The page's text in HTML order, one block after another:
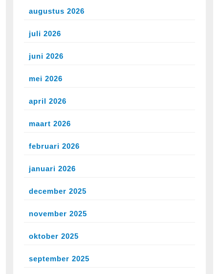
augustus 2026
juli 2026
juni 2026
mei 2026
april 2026
maart 2026
februari 2026
januari 2026
december 2025
november 2025
oktober 2025
september 2025